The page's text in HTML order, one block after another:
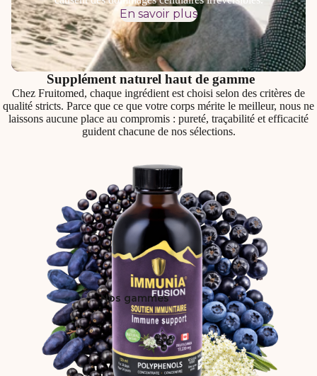
Nos gammes
En savoir plus
Supplément naturel haut de gamme
Chez Fruitomed, chaque ingrédient est choisi selon des critères de
qualité stricts. Parce que ce que votre corps mérite le meilleur, nous ne
laissons aucune place au compromis : pureté, traçabilité et efficacité
guident chacune de nos sélections.